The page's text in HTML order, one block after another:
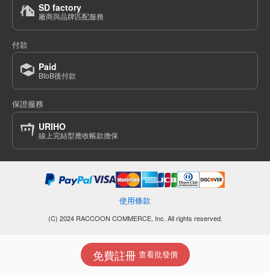
免費註冊查看批發價
SD factory
廠商與品牌匹配服務
付款
Paid
BtoB後付款
保證服務
URIHO
線上完結型應收帳款擔保
使用條款
(C) 2024 RACCOON COMMERCE, Inc. All rights reserved.